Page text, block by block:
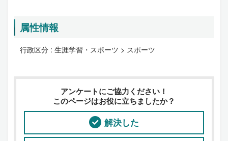
属性情報
行政区分 : 生涯学習・スポーツ > スポーツ
アンケートにご協力ください！
このページはお役に立ちましたか？
解決した